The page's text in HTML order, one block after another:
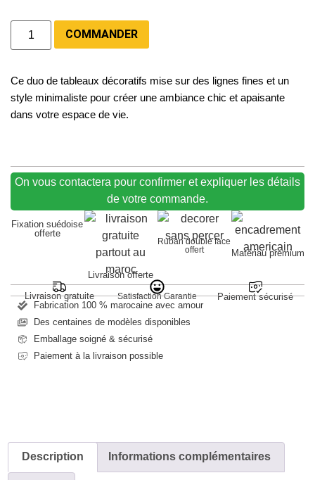
COMMANDER
Ce duo de tableaux décoratifs mise sur des lignes fines et un
style minimaliste pour créer une ambiance chic et apaisante
dans votre espace de vie.
On vous contactera pour confirmer et expliquer les détails
de votre commande.
Fixation suédoise
offerte
Livraison offerte
Ruban double face
offert
Matériau premium
Livraison gratuite Satisfaction Garantie
Paiement sécurisé
Fabrication 100 % marocaine avec amour
Des centaines de modèles disponibles
Emballage soigné & sécurisé
Paiement à la livraison possible
Description Informations complémentaires